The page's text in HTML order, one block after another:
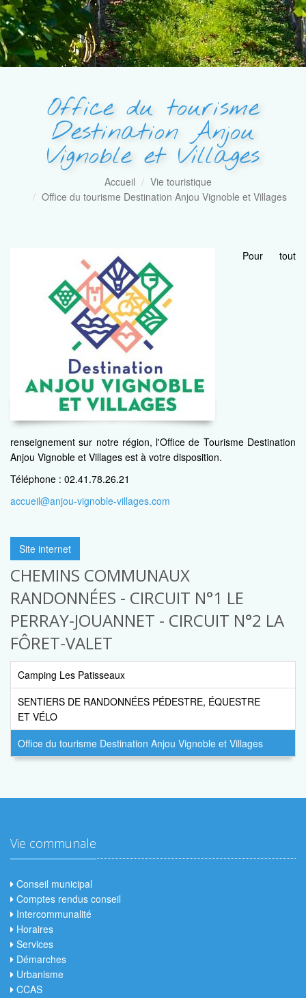
Office du tourisme
Destination Anjou
Vignoble et Villages
Accueil
Vie touristique
Office du tourisme Destination Anjou Vignoble et Villages
Pour tout
renseignement sur notre région, l'Office de Tourisme Destination
Anjou Vignoble et Villages est à votre disposition.
Téléphone : 02.41.78.26.21
accueil@anjou-vignoble-villages.com
Site internet
CHEMINS COMMUNAUX
RANDONNÉES - CIRCUIT N°1 LE
PERRAY-JOUANNET - CIRCUIT N°2 LA
FÔRET-VALET
Camping Les Patisseaux
SENTIERS DE RANDONNÉES PÉDESTRE, ÉQUESTRE
ET VÉLO
Office du tourisme Destination Anjou Vignoble et Villages
Vie communale
Conseil municipal
Comptes rendus conseil
Intercommunalité
Horaires
Services
Démarches
Urbanisme
CCAS